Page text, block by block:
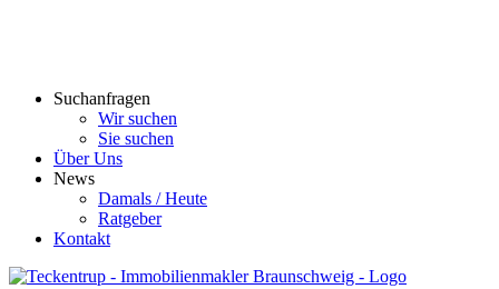
Suchanfragen
Wir suchen
Sie suchen
Über Uns
News
Damals / Heute
Ratgeber
Kontakt